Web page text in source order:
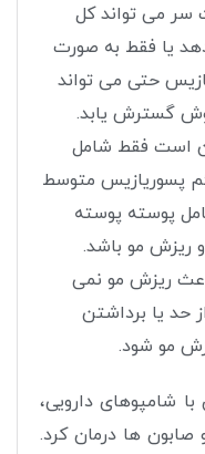
می تواند کل
یا فقط به صورت
حتی می تواند
گسترش یابد.
است فقط شامل
پسوریازیس متوسط
پوسته پوسته
مو باشد.
ریزش مو نمی
حد یا برداشتن
مو شود.
شامپوهای دارویی،
صابون ها درمان کرد.